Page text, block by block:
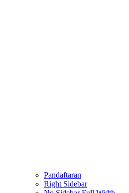
Pandaftaran
Right Sidebar